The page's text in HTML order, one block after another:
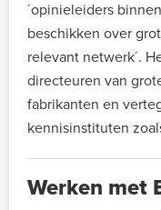
´opinieleiders
beschikken over
relevant netwerk´.
directeuren van
fabrikanten en
kennisinstituten
Werken met